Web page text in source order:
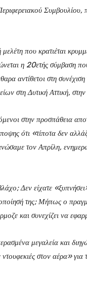
που κρατιέται
η 20ετής σύμβαση
αντίθετοι στη συνέχιση
στη Δυτική Αττική,
στην προσπάθεια
ότι «τίποτα δεν
τον Απρίλη,
Δεν είχατε
της; Μήπως ο
και συνεχίζει να
μεγαλεία και
στον αέρα»